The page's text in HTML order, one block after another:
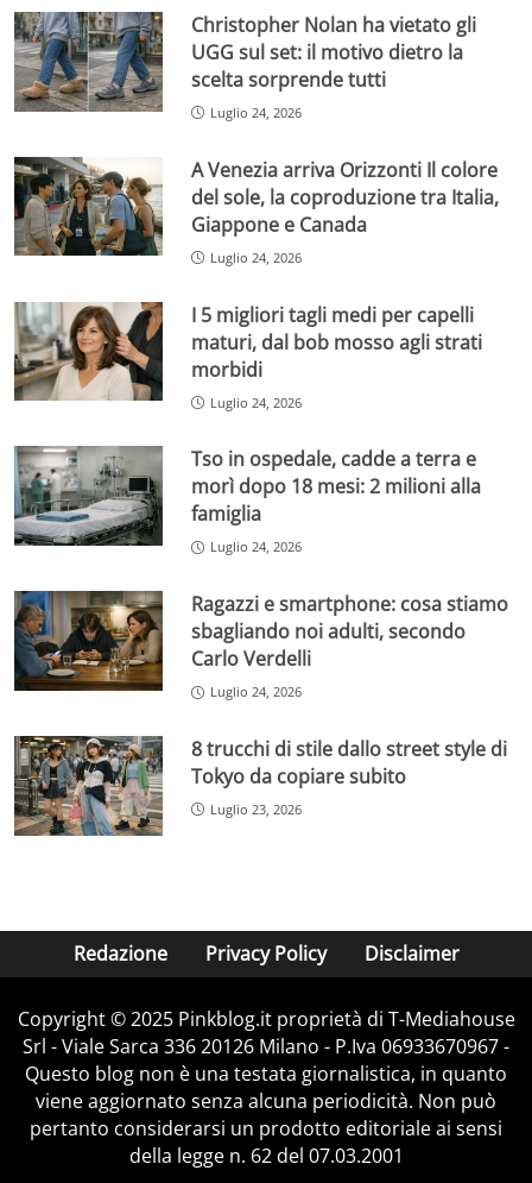
Christopher Nolan ha vietato gli
UGG sul set: il motivo dietro la
scelta sorprende tutti
Luglio 24, 2026
A Venezia arriva Orizzonti Il colore
del sole, la coproduzione tra Italia,
Giappone e Canada
Luglio 24, 2026
I 5 migliori tagli medi per capelli
maturi, dal bob mosso agli strati
morbidi
Luglio 24, 2026
Tso in ospedale, cadde a terra e
morì dopo 18 mesi: 2 milioni alla
famiglia
Luglio 24, 2026
Ragazzi e smartphone: cosa stiamo
sbagliando noi adulti, secondo
Carlo Verdelli
Luglio 24, 2026
8 trucchi di stile dallo street style di
Tokyo da copiare subito
Luglio 23, 2026
Redazione Privacy Policy Disclaimer
Copyright © 2025 Pinkblog.it proprietà di T-Mediahouse
Srl - Viale Sarca 336 20126 Milano - P.Iva 06933670967 -
Questo blog non è una testata giornalistica, in quanto
viene aggiornato senza alcuna periodicità. Non può
pertanto considerarsi un prodotto editoriale ai sensi
della legge n. 62 del 07.03.2001